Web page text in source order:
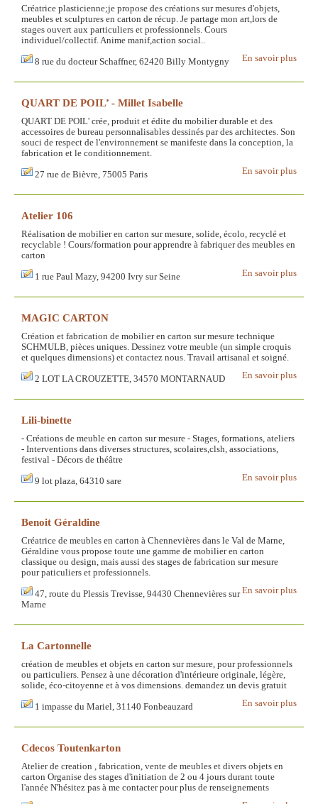
Créatrice plasticienne;je propose des créations sur mesures d'objets,
meubles et sculptures en carton de récup. Je partage mon art,lors de
stages ouvert aux particuliers et professionnels. Cours
individuel/collectif. Anime manif,action social..
En savoir plus
8 rue du docteur Schaffner, 62420 Billy Montygny
QUART DE POIL’ - Millet Isabelle
QUART DE POIL' crée, produit et édite du mobilier durable et des
accessoires de bureau personnalisables dessinés par des architectes. Son
souci de respect de l'environnement se manifeste dans la conception, la
fabrication et le conditionnement.
En savoir plus
27 rue de Bièvre, 75005 Paris
Atelier 106
Réalisation de mobilier en carton sur mesure, solide, écolo, recyclé et
recyclable ! Cours/formation pour apprendre à fabriquer des meubles en
carton
En savoir plus
1 rue Paul Mazy, 94200 Ivry sur Seine
MAGIC CARTON
Création et fabrication de mobilier en carton sur mesure technique
SCHMULB, pièces uniques. Dessinez votre meuble (un simple croquis
et quelques dimensions) et contactez nous. Travail artisanal et soigné.
En savoir plus
2 LOT LA CROUZETTE, 34570 MONTARNAUD
Lili-binette
- Créations de meuble en carton sur mesure - Stages, formations, ateliers
- Interventions dans diverses structures, scolaires,clsh, associations,
festival - Décors de théâtre
En savoir plus
9 lot plaza, 64310 sare
Benoit Géraldine
Créatrice de meubles en carton à Chennevières dans le Val de Marne,
Géraldine vous propose toute une gamme de mobilier en carton
classique ou design, mais aussi des stages de fabrication sur mesure
pour paticuliers et professionnels.
En savoir plus
47, route du Plessis Trevisse, 94430 Chennevières sur
Marne
La Cartonnelle
création de meubles et objets en carton sur mesure, pour professionnels
ou particuliers. Pensez à une décoration d'intérieure originale, légère,
solide, éco-citoyenne et à vos dimensions. demandez un devis gratuit
En savoir plus
1 impasse du Mariel, 31140 Fonbeauzard
Cdecos Toutenkarton
Atelier de creation , fabrication, vente de meubles et divers objets en
carton Organise des stages d'initiation de 2 ou 4 jours durant toute
l'année N'hésitez pas à me contacter pour plus de renseignements